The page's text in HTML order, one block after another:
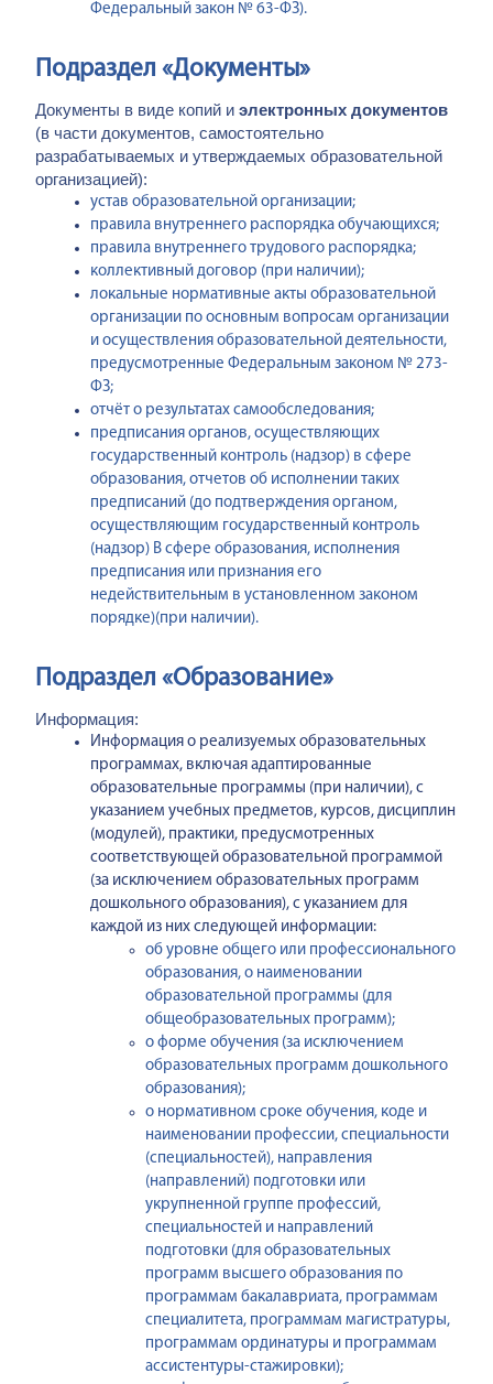
Федеральный закон № 63-ФЗ).
Подраздел «Документы»
Документы в виде копий и электронных документов
(в части документов, самостоятельно
разрабатываемых и утверждаемых образовательной
организацией):
устав образовательной организации;
правила внутреннего распорядка обучающихся;
правила внутреннего трудового распорядка;
коллективный договор (при наличии);
локальные нормативные акты образовательной
организации по основным вопросам организации
и осуществления образовательной деятельности,
предусмотренные Федеральным законом № 273-
ФЗ;
отчёт о результатах самообследования;
предписания органов, осуществляющих
государственный контроль (надзор) в сфере
образования, отчетов об исполнении таких
предписаний (до подтверждения органом,
осуществляющим государственный контроль
(надзор) B сфере образования, исполнения
предписания или признания его
недействительным в установленном законом
порядке)(при наличии).
Подраздел «Образование»
Информация:
Информация о реализуемых образовательных
программах, включая адаптированные
образовательные программы (при наличии), с
указанием учебных предметов, курсов, дисциплин
(модулей), практики, предусмотренных
соответствующей образовательной программой
(за исключением образовательных программ
дошкольного образования), с указанием для
каждой из них следующей информации:
об уровне общего или профессионального
образования, о наименовании
образовательной программы (для
общеобразовательных программ);
о форме обучения (за исключением
образовательных программ дошкольного
образования);
о нормативном сроке обучения, коде и
наименовании профессии, специальности
(специальностей), направления
(направлений) подготовки или
укрупненной группе профессий,
специальностей и направлений
подготовки (для образовательных
программ высшего образования по
программам бакалавриата, программам
специалитета, программам магистратуры,
программам ординатуры и программам
ассистентуры-стажировки);